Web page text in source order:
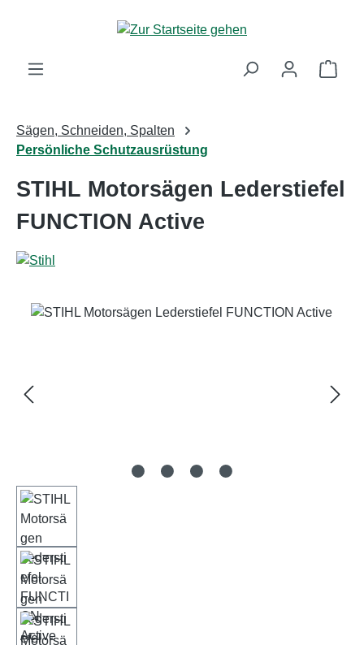
Zum Hauptinhalt springen
Sägen, Schneiden, Spalten
Persönliche Schutzausrüstung
STIHL Motorsägen Lederstiefel
FUNCTION Active